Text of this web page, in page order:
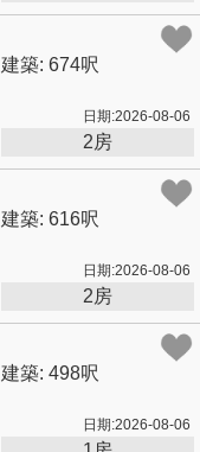
建築: 674呎
日期:2026-08-06
2房
建築: 616呎
日期:2026-08-06
2房
建築: 498呎
日期:2026-08-06